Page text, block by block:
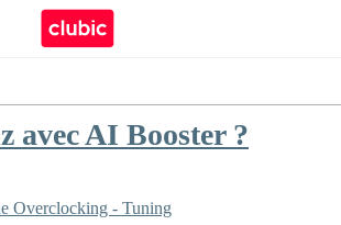
avec AI Booster ?
Overclocking - Tuning